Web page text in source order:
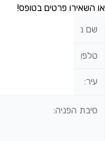
או השאירו פרטים בטופס!